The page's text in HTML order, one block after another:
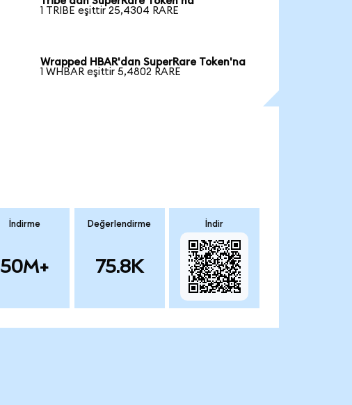
1 TRIBE eşittir 25,4304 RARE
Wrapped HBAR'dan SuperRare Token'na
1 WHBAR eşittir 5,4802 RARE
İndirme
50M+
Değerlendirme
75.8K
İndir